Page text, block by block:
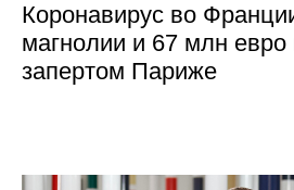
Коронавирус во
магнолии и 67 млн
запертом Париже